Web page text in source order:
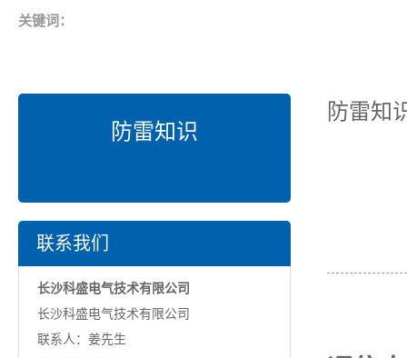
关键词：
防雷知识
联系我们
长沙科盛电气技术有限公司
长沙科盛电气技术有限公司
联系人：姜先生
防雷知